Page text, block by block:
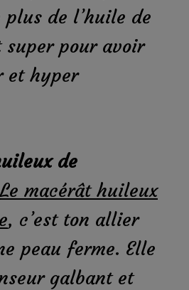
de l’huile de
super pour avoir
et hyper
de
Le macérât huileux
, c’est ton allier
peau ferme. Elle
galbant et